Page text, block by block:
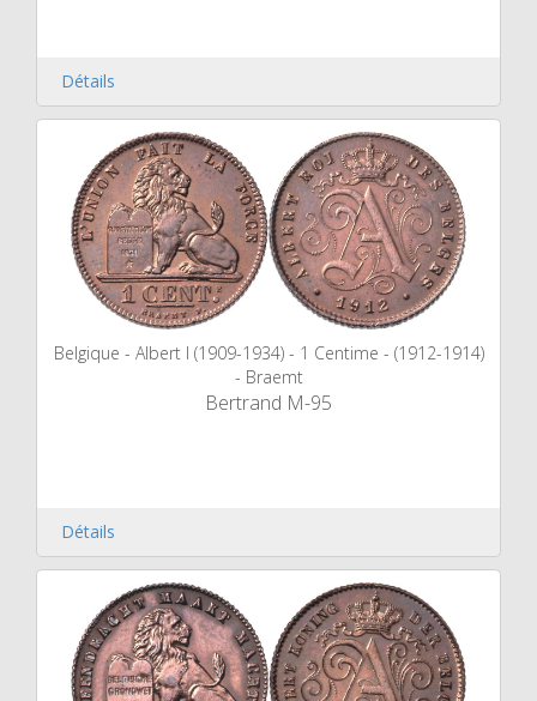
Détails
Belgique - Albert I (1909-1934) - 1 Centime - (1912-1914)
- Braemt
Bertrand M-95
Détails